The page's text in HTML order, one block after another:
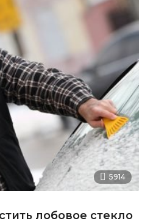
5914
лобовое стекло